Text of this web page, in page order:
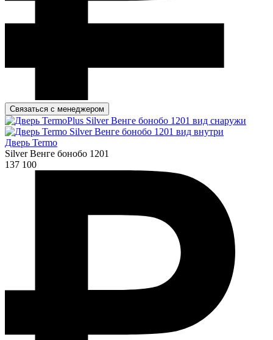
Связаться с менеджером
Дверь Termo
Silver Венге бонобо 1201
137 100